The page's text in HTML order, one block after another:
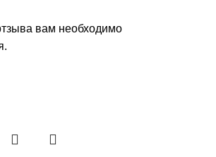
вам необходимо
.